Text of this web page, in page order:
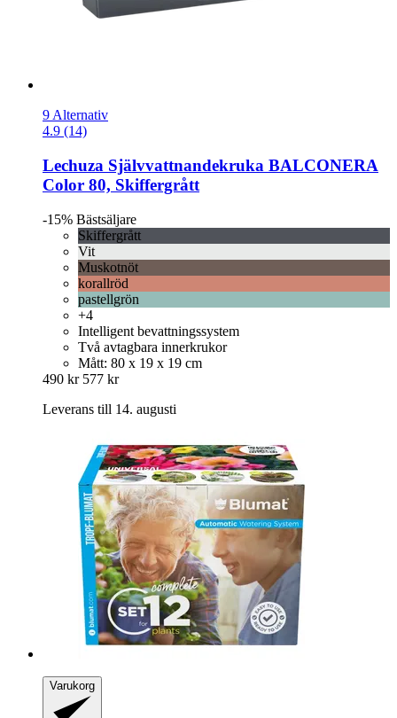
9 Alternativ
4.9 (14)
Lechuza Självvattnandekruka BALCONERA
Color 80, Skiffergrått
-15% Bästsäljare
Skiffergrått
Vit
Muskotnöt
korallröd
pastellgrön
+4
Intelligent bevattningssystem
Två avtagbara innerkrukor
Mått: 80 x 19 x 19 cm
490 kr 577 kr
Leverans till 14. augusti
Varukorg